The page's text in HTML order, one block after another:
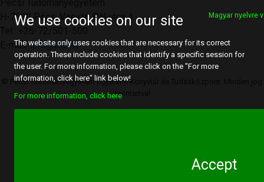
H-7622 Pécs, Vasvári Pál utca 4.
E-mail:info@pte.hu
© Pécsi Tudományegyetem Egyetemi Könyvtár és Tudásközpont. Minden jog
fenntartva!
We use cookies on our site Magyar nyelvre
The website only uses cookies that are necessary for its correct
operation. These include cookies that identify a specific session for
the user. For more information, please click on the "For more
information, click here" link below!
For more information, click here
Accept